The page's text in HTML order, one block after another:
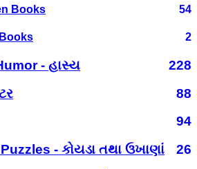
Books 54
2
- હાસ્ય
228
88
94
- કોયડા તથા ઉખાણાં
26